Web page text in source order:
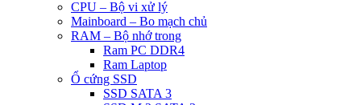
CPU – Bộ vi xử lý
Mainboard – Bo mạch chủ
RAM – Bộ nhớ trong
Ram PC DDR4
Ram Laptop
Ổ cứng SSD
SSD SATA 3